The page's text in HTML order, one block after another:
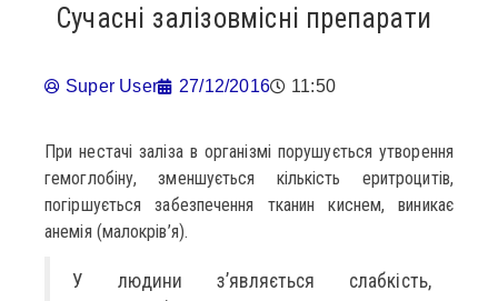
Сучасні залізовмісні препарати
Super User 27/12/2016 11:50
При нестачі заліза в організмі порушується утворення
гемоглобіну, зменшується кількість еритроцитів,
погіршується забезпечення тканин киснем, виникає
анемія (малокрів’я).
У людини з’являється слабкість,